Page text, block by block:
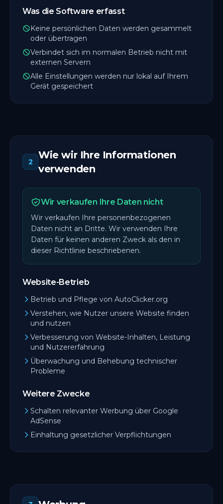
Was die Software erfasst
Keine persönlichen Daten werden gesammelt
oder übertragen
Verbindet sich im normalen Betrieb nicht mit
externen Servern
Alle Einstellungen werden nur lokal auf Ihrem
Gerät gespeichert
2
Wie wir Ihre Informationen
verwenden
Wir verkaufen Ihre Daten nicht
Wir verkaufen Ihre personenbezogenen
Daten nicht an Dritte. Wir verwenden Ihre
Daten für keinen anderen Zweck als den in
dieser Richtlinie beschriebenen.
Website-Betrieb
Betrieb und Pflege von AutoClicker.org
Verstehen, wie Nutzer unsere Website finden
und nutzen
Verbesserung von Website-Inhalten, Leistung
und Nutzererfahrung
Überwachung und Behebung technischer
Probleme
Weitere Zwecke
Schalten relevanter Werbung über Google
AdSense
Einhaltung gesetzlicher Verpflichtungen